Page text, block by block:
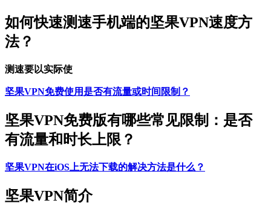
如何快速测速手机端的坚果VPN速度方
法？
测速要以实际使
坚果VPN免费使用是否有流量或时间限制？
坚果VPN免费版有哪些常见限制：是否
有流量和时长上限？
坚果VPN在iOS上无法下载的解决方法是什么？
坚果VPN简介